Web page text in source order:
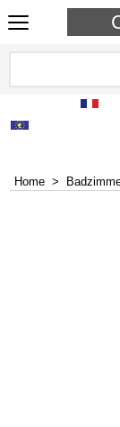
A
Home >